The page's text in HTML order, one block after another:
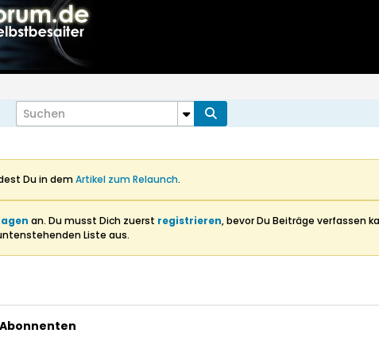
Du in demArtikel zum Relaunch.
an. Du musst Dich zuerst registrieren, bevor Du Beiträge verfassen
Liste aus.
Abonnenten